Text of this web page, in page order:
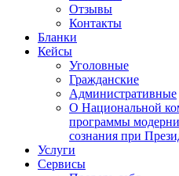
Отзывы
Контакты
Бланки
Кейсы
Уголовные
Гражданские
Административные
О Национальной
программы
сознания при
Услуги
Сервисы